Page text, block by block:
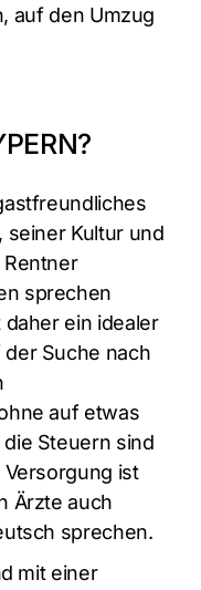
auf den Umzug
seiner Kultur und
sprechen
ein idealer
Suche nach
auf etwas
Steuern sind
ist
Ärzte auch
sprechen.
mit einer